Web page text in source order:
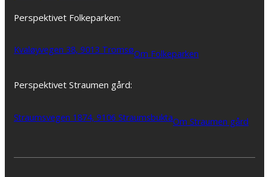
Perspektivet Folkeparken:
Kvaløyvegen 38, 9013 TromsøOm Folkeparken
Perspektivet Straumen gård:
Straumsvegen 1874, 9106 StraumsbuktaOm Straumen gård